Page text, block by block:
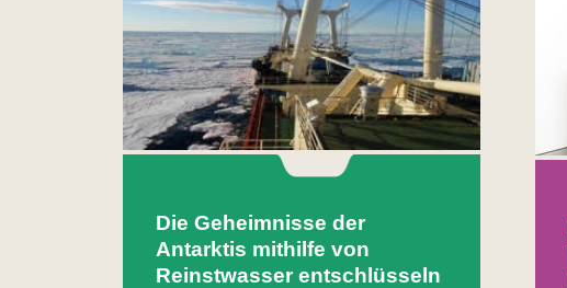
Die Geheimnisse der
Antarktis mithilfe von
Reinstwasser entschlüsseln